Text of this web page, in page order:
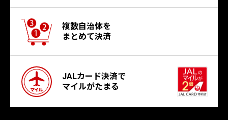
複数自治体を
まとめて決済
JALカード決済で
マイルがたまる